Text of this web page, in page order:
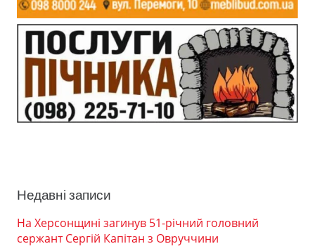
Недавні записи
На Херсонщині загинув 51-річний головний
сержант Сергій Капітан з Овруччини